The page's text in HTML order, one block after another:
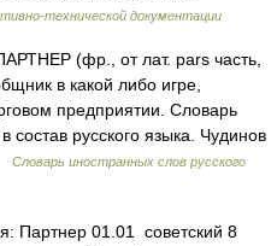
технической документации
(фр., от лат. pars часть,
в какой либо игре,
предприятии. Словарь
русского языка. Чудинов
Словарь иностранных слов русского
Партнер 01.01 советский 8